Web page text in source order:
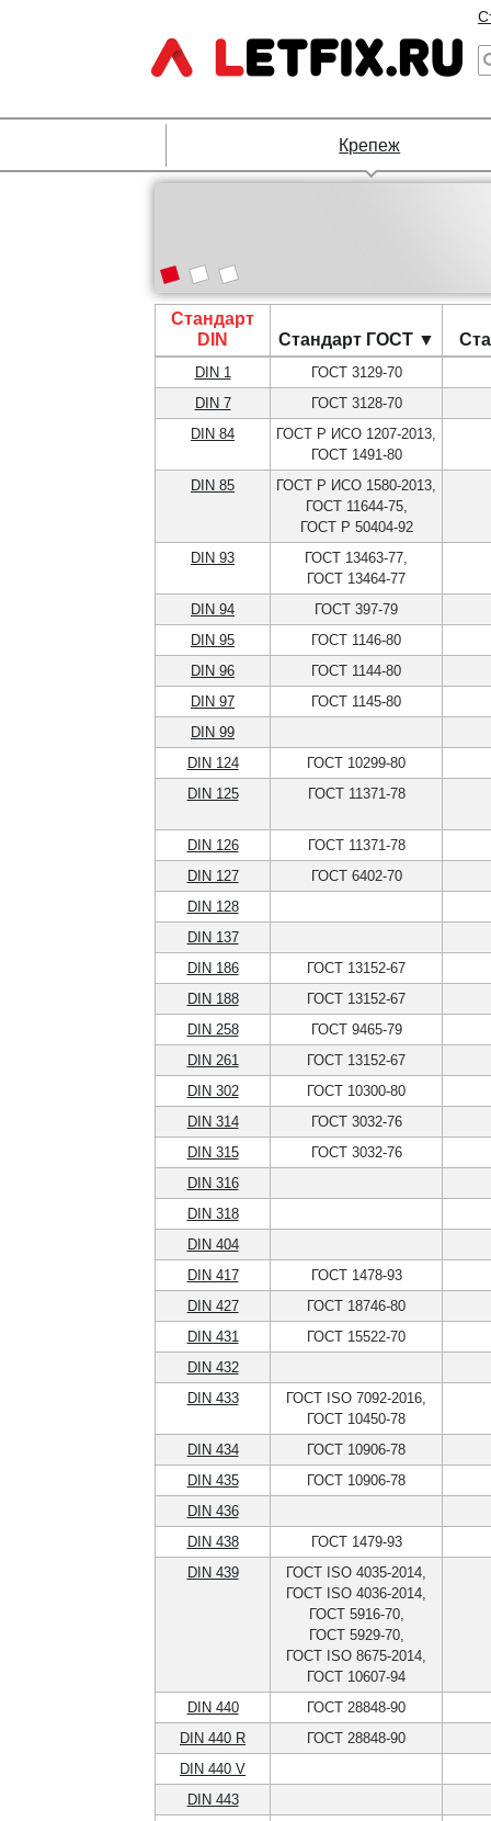
Крепеж
Стандарт
DIN
Стандарт ГОСТ ▼
DIN 1
ГОСТ 3129-70
DIN 7
ГОСТ 3128-70
DIN 84
ГОСТ Р ИСО 1207-2013,
ГОСТ 1491-80
DIN 85
ГОСТ Р ИСО 1580-2013,
ГОСТ 11644-75,
ГОСТ Р 50404-92
DIN 93
ГОСТ 13463-77,
ГОСТ 13464-77
DIN 94
ГОСТ 397-79
DIN 95
ГОСТ 1146-80
DIN 96
ГОСТ 1144-80
DIN 97
ГОСТ 1145-80
DIN 99
DIN 124
ГОСТ 10299-80
DIN 125
ГОСТ 11371-78
DIN 126
ГОСТ 11371-78
DIN 127
ГОСТ 6402-70
DIN 128
DIN 137
DIN 186
ГОСТ 13152-67
DIN 188
ГОСТ 13152-67
DIN 258
ГОСТ 9465-79
DIN 261
ГОСТ 13152-67
DIN 302
ГОСТ 10300-80
DIN 314
ГОСТ 3032-76
DIN 315
ГОСТ 3032-76
DIN 316
DIN 318
DIN 404
DIN 417
ГОСТ 1478-93
DIN 427
ГОСТ 18746-80
DIN 431
ГОСТ 15522-70
DIN 432
DIN 433
ГОСТ ISO 7092-2016,
ГОСТ 10450-78
DIN 434
ГОСТ 10906-78
DIN 435
ГОСТ 10906-78
DIN 436
DIN 438
ГОСТ 1479-93
DIN 439
ГОСТ ISO 4035-2014,
ГОСТ ISO 4036-2014,
ГОСТ 5916-70,
ГОСТ 5929-70,
ГОСТ ISO 8675-2014,
ГОСТ 10607-94
DIN 440
ГОСТ 28848-90
DIN 440 R
ГОСТ 28848-90
DIN 440 V
DIN 443